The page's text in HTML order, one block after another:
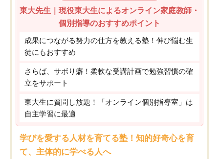
東大先生｜現役東大生によるオンライン家庭教師・
個別指導のおすすめポイント
成果につながる努力の仕方を教える塾！伸び悩む生
徒にもおすすめ
さらば、サボり癖！柔軟な受講計画で勉強習慣の確
立をサポート
東大生に質問し放題！「オンライン個別指導室」は
自主学習に最適
学びを愛する人材を育てる塾！知的好奇心を育
て、主体的に学べる人へ